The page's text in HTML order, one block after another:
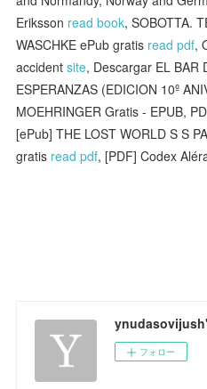
Eriksson read book, SOBOTTA.
WASCHKE ePub gratis read pdf,
accidentsite, Descargar EL BAR
ESPERANZAS (EDICION 10º
MOEHRINGER Gratis - EPUB,
[ePub] THE LOST WORLD S S
gratis read pdf, [PDF] Codex
フォロー